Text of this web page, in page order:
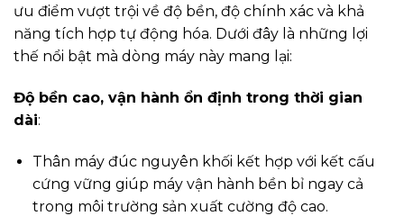
ưu điểm vượt trội về độ bền, độ chính xác và khả
năng tích hợp tự động hóa. Dưới đây là những lợi
thế nổi bật mà dòng máy này mang lại:
Độ bền cao, vận hành ổn định trong thời gian
dài:
Thân máy đúc nguyên khối kết hợp với kết cấu
cứng vững giúp máy vận hành bền bỉ ngay cả
trong môi trường sản xuất cường độ cao.